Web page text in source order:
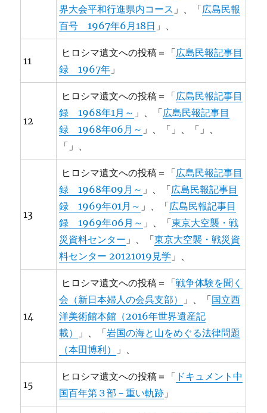
界大会平和行進県内コース 」、「広島民報
百号 1967年6月18日 」、
11
ヒロシマ遺文への投稿＝「広島民報記事目
録 1967年 」
12
ヒロシマ遺文への投稿＝「広島民報記事目
録 1968年1月～ 」、「広島民報記事目
録 1968年06月～ 」、「」、「」、
「」、
13
ヒロシマ遺文への投稿＝「広島民報記事目
録 1968年09月～ 」、「広島民報記事目
録 1969年01月～ 」、「広島民報記事目
録 1969年06月～ 」、「東京大空襲・戦
災資料センター 」、「東京大空襲・戦災資
料センター 20121019見学 」、
14
ヒロシマ遺文への投稿＝「戦争体験を聞く
会（新日本婦人の会呉支部）
」、「国立西
洋美術館本館（2016年世界遺産記
載）
」、「岩国の海と山をめぐる法律問題
（本田博利）
」、
15
ヒロシマ遺文への投稿＝「 ドキュメント中
国百年第３部－重い軌跡 」